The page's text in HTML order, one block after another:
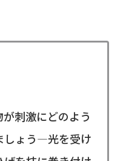
刺激にどのよう
しょう—光を受け